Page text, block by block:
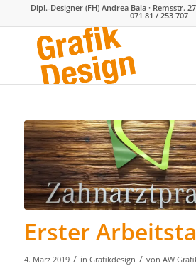
Dipl.-Designer (FH) Andrea Bala · Remsstr.
071 81 / 253 707
Erster
4. März 2019 / in Grafikdesign / von AW